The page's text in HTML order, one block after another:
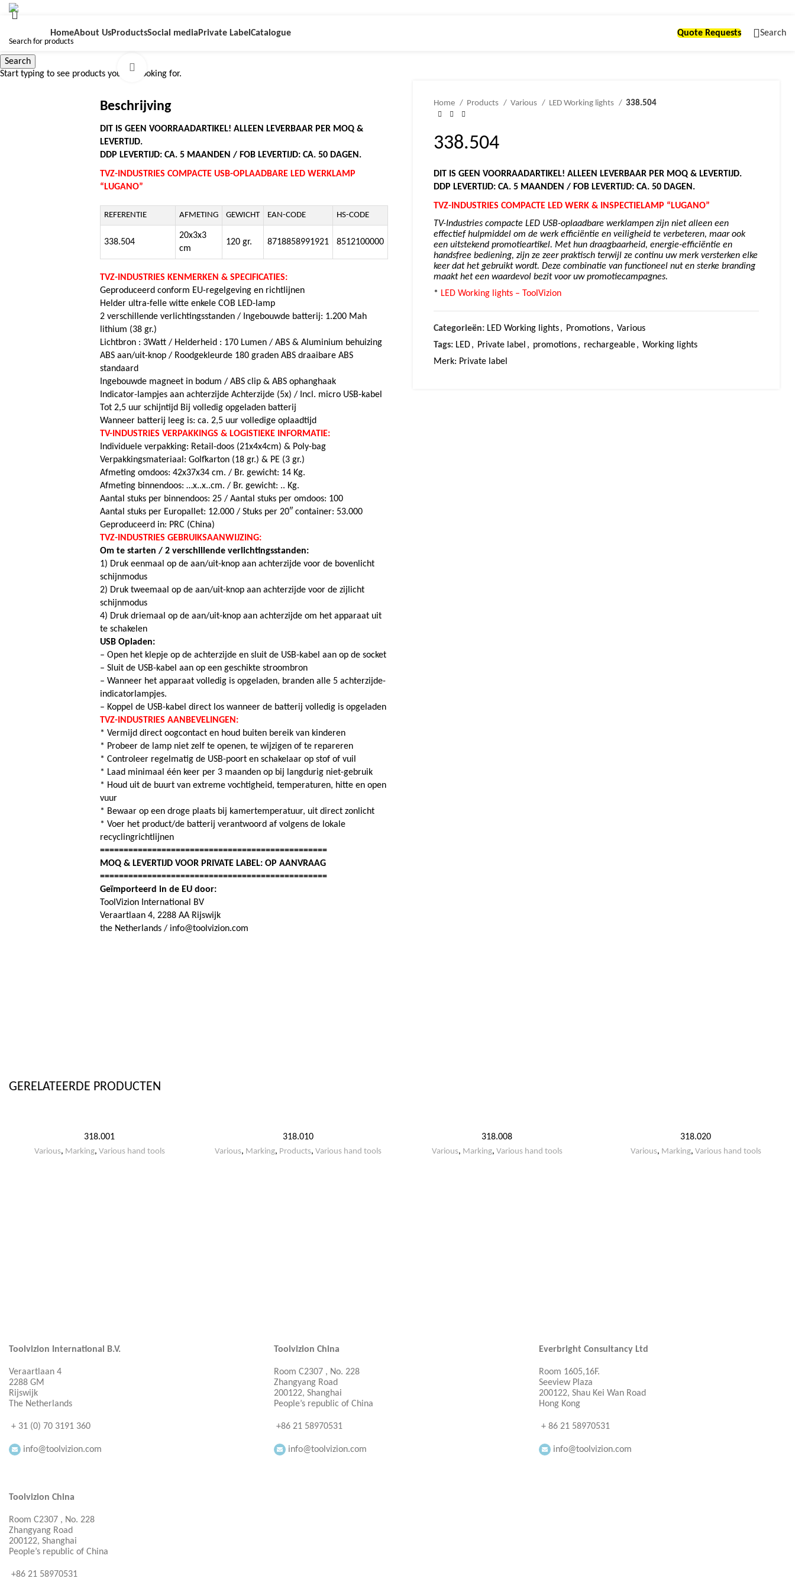
HomeAbout UsProductsSocial media Private Label Catalogue Quote Requests Search
Beschrijving
DIT IS GEEN VOORRAADARTIKEL! ALLEEN LEVERBAAR PER MOQ &
LEVERTIJD.
DDP LEVERTIJD: CA. 5 MAANDEN / FOB LEVERTIJD: CA. 50 DAGEN.
TVZ-INDUSTRIES COMPACTE USB-OPLAADBARE LED WERKLAMP
“LUGANO”
REFERENTIE AFMETING GEWICHT EAN-CODE HS-CODE
338.504
20x3x3
cm
120 gr. 8718858991921 8512100000
TVZ-INDUSTRIES KENMERKEN & SPECIFICATIES:
Geproduceerd conform EU-regelgeving en richtlijnen
Helder ultra-felle witte enkele COB LED-lamp
2 verschillende verlichtingsstanden / Ingebouwde batterij: 1.200 Mah
lithium (38 gr.)
Lichtbron : 3Watt / Helderheid : 170 Lumen /ABS & Aluminium behuizing
ABS aan/uit-knop / Roodgekleurde 180 graden ABS draaibare ABS
standaard
Ingebouwde magneet in bodum /ABS clip & ABS ophanghaak
Indicator-lampjes aan achterzijde Achterzijde (5x) / Incl. micro USB-kabel
Tot 2,5 uur schijntijd Bij volledig opgeladen batterij
Wanneer batterij leeg is: ca. 2,5 uur volledige oplaadtijd
TV-INDUSTRIES VERPAKKINGS & LOGISTIEKE INFORMATIE:
Individuele verpakking: Retail-doos (21x4x4cm) & Poly-bag
Verpakkingsmateriaal: Golfkarton (18 gr.) & PE (3 gr.)
Afmeting omdoos: 42x37x34 cm. / Br. gewicht: 14 Kg.
Afmeting binnendoos: …x..x..cm. / Br. gewicht: .. Kg.
Aantal stuks per binnendoos: 25 / Aantal stuks per omdoos: 100
Aantal stuks per Europallet: 12.000 /Stuks per 20″ container: 53.000
Geproduceerd in: PRC (China)
TVZ-INDUSTRIES GEBRUIKSAANWIJZING:
Om te starten / 2 verschillende verlichtingsstanden:
1) Druk eenmaal op de aan/uit-knop aan achterzijde voor de bovenlicht
schijnmodus
2) Druk tweemaal op de aan/uit-knop aan achterzijde voor de zijlicht
schijnmodus
4) Druk driemaal op de aan/uit-knop aan achterzijde om het apparaat uit
te schakelen
USB Opladen:
– Open het klepje op de achterzijde en sluit de USB-kabel aan op de socket
– Sluit de USB-kabel aan op een geschikte stroombron
– Wanneer het apparaat volledig is opgeladen, branden alle 5 achterzijde-
indicatorlampjes.
– Koppel de USB-kabel direct los wanneer de batterij volledig is opgeladen
TVZ-INDUSTRIES AANBEVELINGEN:
* Vermijd direct oogcontact en houd buiten bereik van kinderen
* Probeer de lamp niet zelf te openen, te wijzigen of te repareren
* Controleer regelmatig de USB-poort en schakelaar op stof of vuil
* Laad minimaal één keer per 3 maanden op bij langdurig niet-gebruik
* Houd uit de buurt van extreme vochtigheid, temperaturen, hitte en open
vuur
* Bewaar op een droge plaats bij kamertemperatuur, uit direct zonlicht
* Voer het product/de batterij verantwoord af volgens de lokale
recyclingrichtlijnen
================================================
MOQ & LEVERTIJD VOOR PRIVATE LABEL: OP AANVRAAG
================================================
Geïmporteerd in de EU door:
ToolVizion International BV
Veraartlaan 4, 2288 AA Rijswijk
the Netherlands / info@toolvizion.com
Home Products Various LED Working lights 338.504
338.504
DIT IS GEEN VOORRAADARTIKEL! ALLEEN LEVERBAAR PER MOQ & LEVERTIJD.
DDP LEVERTIJD: CA. 5 MAANDEN / FOB LEVERTIJD: CA. 50 DAGEN.
TVZ-INDUSTRIES COMPACTE LED WERK & INSPECTIELAMP “LUGANO”
TV-Industries compacte LED USB-oplaadbare werklampen zijn niet alleen een
effectief hulpmiddel om de werk efficiëntie en veiligheid te verbeteren, maar ook
een uitstekend promotieartikel. Met hun draagbaarheid, energie-efficiëntie en
handsfree bediening, zijn ze zeer praktisch terwijl ze continu uw merk versterken elke
keer dat het gebruikt wordt. Deze combinatie van functioneel nut en sterke branding
maakt het een waardevol bezit voor uw promotiecampagnes.
* LED Working lights – ToolVizion
Categorieën: LED Working lights, Promotions, Various
Tags: LED, Private label , promotions, rechargeable, Working lights
Merk: Private label
GERELATEERDE PRODUCTEN
318.001
Various, Marking, Various hand tools
318.010
Various, Marking, Products, Various hand tools
318.008
Various, Marking, Various hand tools
318.020
Various, Marking, Various hand tools
Toolvizion International B.V.
Veraartlaan 4
2288 GM
Rijswijk
The Netherlands
+ 31 (0) 70 3191 360
info@toolvizion.com
Toolvizion China
Room C2307 , No. 228
Zhangyang Road
200122, Shanghai
People’s republic of China
+86 21 58970531
Toolvizion China
Room C2307 , No. 228
Zhangyang Road
200122, Shanghai
People’s republic of China
+86 21 58970531
info@toolvizion.com
Everbright Consultancy Ltd
Room 1605,16F.
Seeview Plaza
200122, Shau Kei Wan Road
Hong Kong
+ 86 21 58970531
info@toolvizion.com
Search
Start typing to see products you are looking for.